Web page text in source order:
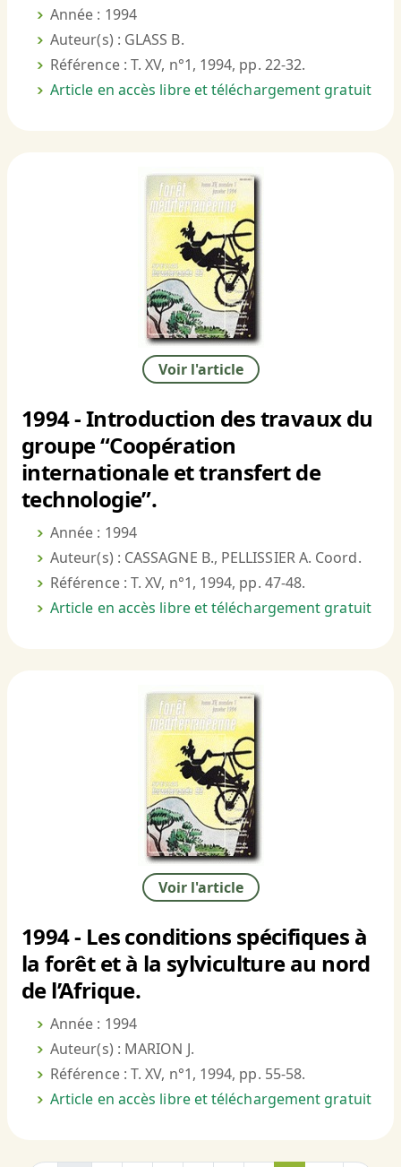
Année : 1994
Auteur(s) : GLASS B.
Référence : T. XV, n°1, 1994, pp. 22-32.
Article en accès libre et téléchargement gratuit
Voir l'article
1994 - Introduction des travaux du
groupe “Coopération
internationale et transfert de
technologie”.
Année : 1994
Auteur(s) : CASSAGNE B., PELLISSIER A. Coord.
Référence : T. XV, n°1, 1994, pp. 47-48.
Article en accès libre et téléchargement gratuit
Voir l'article
1994 - Les conditions spécifiques à
la forêt et à la sylviculture au nord
de l’Afrique.
Année : 1994
Auteur(s) : MARION J.
Référence : T. XV, n°1, 1994, pp. 55-58.
Article en accès libre et téléchargement gratuit